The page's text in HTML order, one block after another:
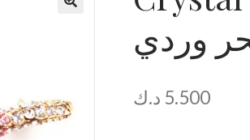
وردي
5.500 د.ك